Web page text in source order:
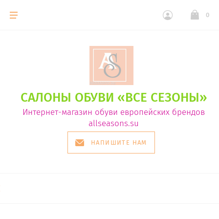
0
САЛОНЫ ОБУВИ «ВСЕ СЕЗОНЫ»
Интернет-магазин обуви европейских брендов
allseasons.su
НАПИШИТЕ НАМ